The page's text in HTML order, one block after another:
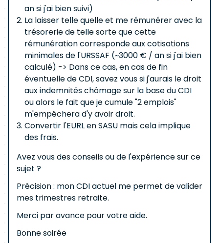
an si j'ai bien suivi)
La laisser telle quelle et me rémunérer avec la
trésorerie de telle sorte que cette
rémunération corresponde aux cotisations
minimales de l'URSSAF (~3000 € / an si j'ai bien
calculé) -> Dans ce cas, en cas de fin
éventuelle de CDI, savez vous si j'aurais le droit
aux indemnités chômage sur la base du CDI
ou alors le fait que je cumule "2 emplois"
m'empêchera d'y avoir droit.
Convertir l'EURL en SASU mais cela implique
des frais.
Avez vous des conseils ou de l'expérience sur ce
sujet ?
Précision : mon CDI actuel me permet de valider
mes trimestres retraite.
Merci par avance pour votre aide.
Bonne soirée